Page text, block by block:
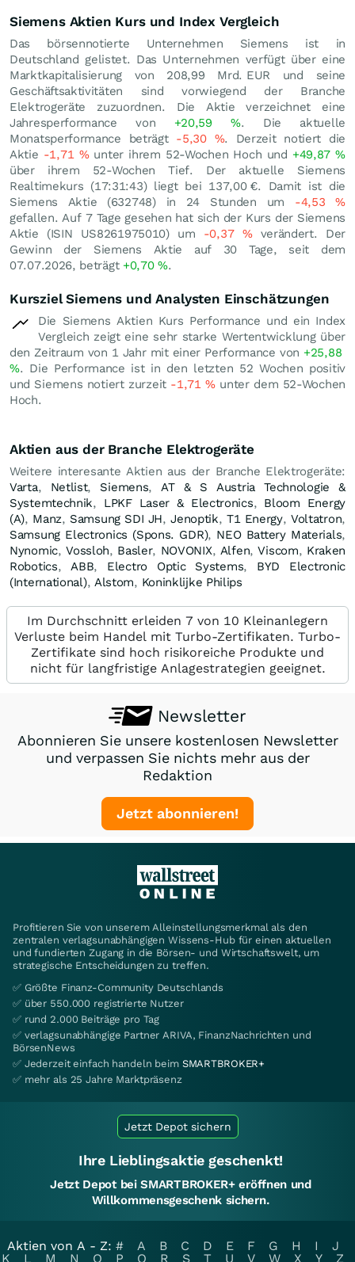
Siemens Aktien Kurs und Index Vergleich
Das börsennotierte Unternehmen Siemens ist in
Deutschland gelistet. Das Unternehmen verfügt über eine
Marktkapitalisierung von 208,99 Mrd. EUR und seine
Geschäftsaktivitäten sind vorwiegend der Branche
Elektrogeräte zuzuordnen. Die Aktie verzeichnet eine
Jahresperformance von +20,59%. Die aktuelle
Monatsperformance beträgt -5,30 %. Derzeit notiert die
Aktie -1,71 %unter ihrem 52-Wochen Hoch und +49,87%
über ihrem 52-Wochen Tief. Der aktuelle Siemens
Realtimekurs (17:31:43) liegt bei 137,00 €. Damit ist die
Siemens Aktie (632748) in 24 Stunden um -4,53%
gefallen. Auf 7 Tage gesehen hat sich der Kurs der Siemens
Aktie (ISIN US8261975010) um -0,37 %verändert. Der
Gewinn der Siemens Aktie auf 30 Tage, seit dem
07.07.2026, beträgt +0,70%.
Kursziel Siemens und Analysten Einschätzungen
Die Siemens Aktien Kurs Performance und ein Index
Vergleich zeigt eine sehr starke Wertentwicklung über
den Zeitraum von 1 Jahr mit einer Performance von +25,88
%. Die Performance ist in den letzten 52 Wochen positiv
und Siemens notiert zurzeit -1,71%unter dem 52-Wochen
Hoch.
Aktien aus der Branche Elektrogeräte
Weitere interesante Aktien aus der Branche Elektrogeräte:
Varta, Netlist, Siemens,AT & S Austria Technologie &
Systemtechnik, LPKF Laser & Electronics, Bloom Energy
(A), Manz, Samsung SDI JH,Jenoptik, T1 Energy, Voltatron,
Samsung Electronics (Spons. GDR), NEO Battery Materials,
Nynomic,Vossloh, Basler, NOVONIX, Alfen,Viscom, Kraken
Robotics,ABB, Electro Optic Systems, BYD Electronic
(International), Alstom, Koninklijke Philips
Im Durchschnitt erleiden 7 von 10 Kleinanlegern
Verluste beim Handel mit Turbo-Zertifikaten. Turbo-
Zertifikate sind hoch risikoreiche Produkte und
nicht für langfristige Anlagestrategien geeignet.
Newsletter
Abonnieren Sie unsere kostenlosen Newsletter
und verpassen Sie nichts mehr aus der
Redaktion
Jetzt abonnieren!
Profitieren Sie von unserem Alleinstellungsmerkmal als den
zentralen verlagsunabhängigen Wissens-Hub für einen aktuellen
und fundierten Zugang in die Börsen- und Wirtschaftswelt, um
strategische Entscheidungen zu treffen.
✅ Größte Finanz-Community Deutschlands
✅ über 550.000 registrierte Nutzer
✅ rund 2.000 Beiträge pro Tag
✅ verlagsunabhängige Partner ARIVA, FinanzNachrichten und
BörsenNews
✅ Jederzeit einfach handeln beim SMARTBROKER+
✅ mehr als 25 Jahre Marktpräsenz
Jetzt Depot sichern
Ihre Lieblingsaktie geschenkt!
Jetzt Depot bei SMARTBROKER+ eröffnen und
Willkommensgeschenk sichern.
Aktien von A - Z: # A B C D E F G H I
J
K
L M N O P Q R S T U V W X Y Z